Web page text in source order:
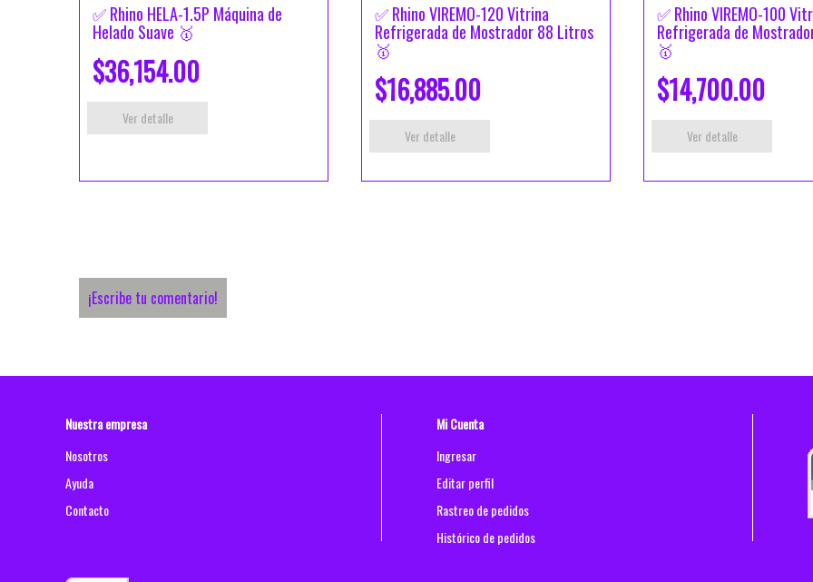
✅ Rhino HELA-1.5P Máquina de
Helado Suave 🥇
$36,154.00
Ver detalle
✅ Rhino VIREMO-120 Vitrina
Refrigerada de Mostrador 88 Litros
🥇
$16,885.00
Ver detalle
✅ Rhino VIREMO-100
Refrigerada de
🥇
$14,700.00
Ver detalle
¡Escribe tu comentario!
Nuestra empresa
Nosotros
Ayuda
Contacto
Mi Cuenta
Ingresar
Editar perfil
Rastreo de pedidos
Histórico de pedidos